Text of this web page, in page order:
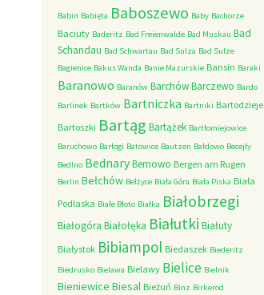
Babin Babięta Baboszewo Baby Bachorze
Baciuty Baderitz Bad Freienwalde Bad Muskau Bad
Schandau Bad Schwartau Bad Sulza Bad Sulze
Bagienice Bakus Wanda Banie Mazurskie Bansin Baraki
Baranowo Baranów BarchówBarczewo Bardo
Barlinek Bartków Bartniczka Bartniki Bartodzieje
Bartoszki Bartąg Bartążek Bartłomiejowice
Baruchowo Barłogi Batowice Bautzen Bałdowo Becejły
Bedlno BednaryBemowo Bergen am Rugen
Berlin Bełchów Bełżyce Biała Góra Biała Piska Biała
Podlaska Białe Błoto Białka Białobrzegi
Białogóra Białołęka Białutki Białuty
Białystok Bibiampol Biedaszek Biederitz
Biedrusko Bielawa Bielawy Bielice Bielnik
Bieniewice Biesal Bieżuń Binz Birkerod